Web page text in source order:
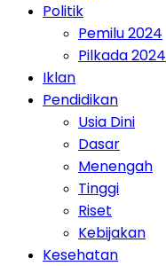
Politik
Pemilu 2024
Pilkada 2024
Iklan
Pendidikan
Usia Dini
Dasar
Menengah
Tinggi
Riset
Kebijakan
Kesehatan